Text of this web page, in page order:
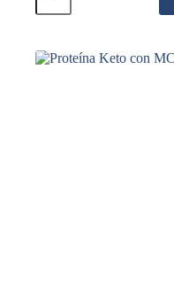
MCT
Vainilla
Francesa